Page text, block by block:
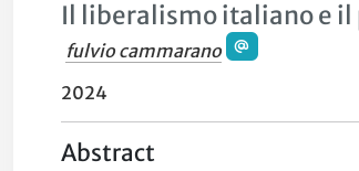
Il liberalismo italiano e
fulvio cammarano
2024
Abstract